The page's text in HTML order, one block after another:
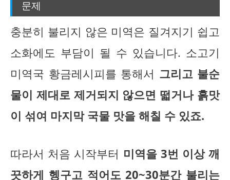
문제
충분히 불리지 않은 미역은 질겨지기 쉽고
소화에도 부담이 될 수 있습니다. 소고기
미역국 황금레시피를 통해서 그리고 불순
물이 제대로 제거되지 않으면 떫거나 흙맛
이 섞여 마지막 국물 맛을 해칠 수 있죠.
따라서 처음 시작부터 미역을 3번 이상 깨
끗하게 헹구고 적어도 20~30분간 불리는